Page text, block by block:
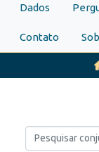
Dados
Contato